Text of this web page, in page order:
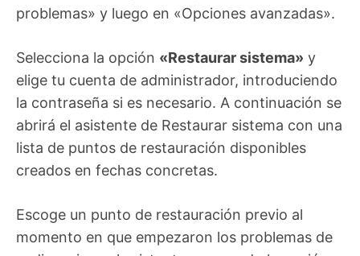
problemas» y luego en «Opciones avanzadas».
Selecciona la opción «Restaurar sistema» y
elige tu cuenta de administrador, introduciendo
la contraseña si es necesario. A continuación se
abrirá el asistente de Restaurar sistema con una
lista de puntos de restauración disponibles
creados en fechas concretas.
Escoge un punto de restauración previo al
momento en que empezaron los problemas de